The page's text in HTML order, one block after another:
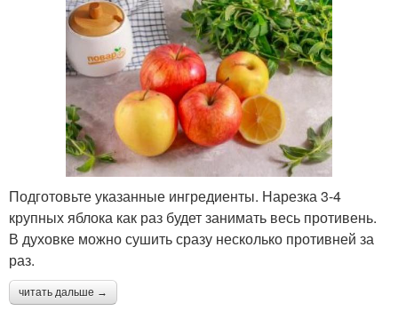
Подготовьте указанные ингредиенты. Нарезка 3-4
крупных яблока как раз будет занимать весь противень.
В духовке можно сушить сразу несколько противней за
раз.
читать дальше →